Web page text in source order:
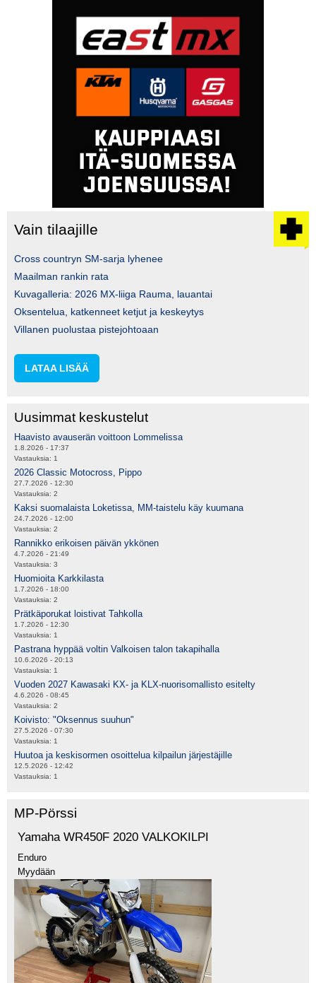
Vain tilaajille
Cross countryn SM-sarja lyhenee
Maailman rankin rata
Kuvagalleria: 2026 MX-liiga Rauma, lauantai
Oksentelua, katkenneet ketjut ja keskeytys
Villanen puolustaa pistejohtoaan
LATAA LISÄÄ
Uusimmat keskustelut
Haavisto avauserän voittoon Lommelissa
1.8.2026 - 17:37
Vastauksia: 1
2026 Classic Motocross, Pippo
27.7.2026 - 12:30
Vastauksia: 2
Kaksi suomalaista Loketissa, MM-taistelu käy kuumana
24.7.2026 - 12:00
Vastauksia: 2
Rannikko erikoisen päivän ykkönen
4.7.2026 - 21:49
Vastauksia: 3
Huomioita Karkkilasta
1.7.2026 - 18:00
Vastauksia: 2
Prätkäporukat loistivat Tahkolla
1.7.2026 - 12:30
Vastauksia: 1
Pastrana hyppää voltin Valkoisen talon takapihalla
10.6.2026 - 20:13
Vastauksia: 1
Vuoden 2027 Kawasaki KX- ja KLX-nuorisomallisto esitelty
4.6.2026 - 08:45
Vastauksia: 2
Koivisto: "Oksennus suuhun"
27.5.2026 - 07:30
Vastauksia: 1
Huutoa ja keskisormen osoittelua kilpailun järjestäjille
12.5.2026 - 12:42
Vastauksia: 1
MP-Pörssi
Yamaha WR450F 2020 VALKOKILPI
Enduro
Myydään